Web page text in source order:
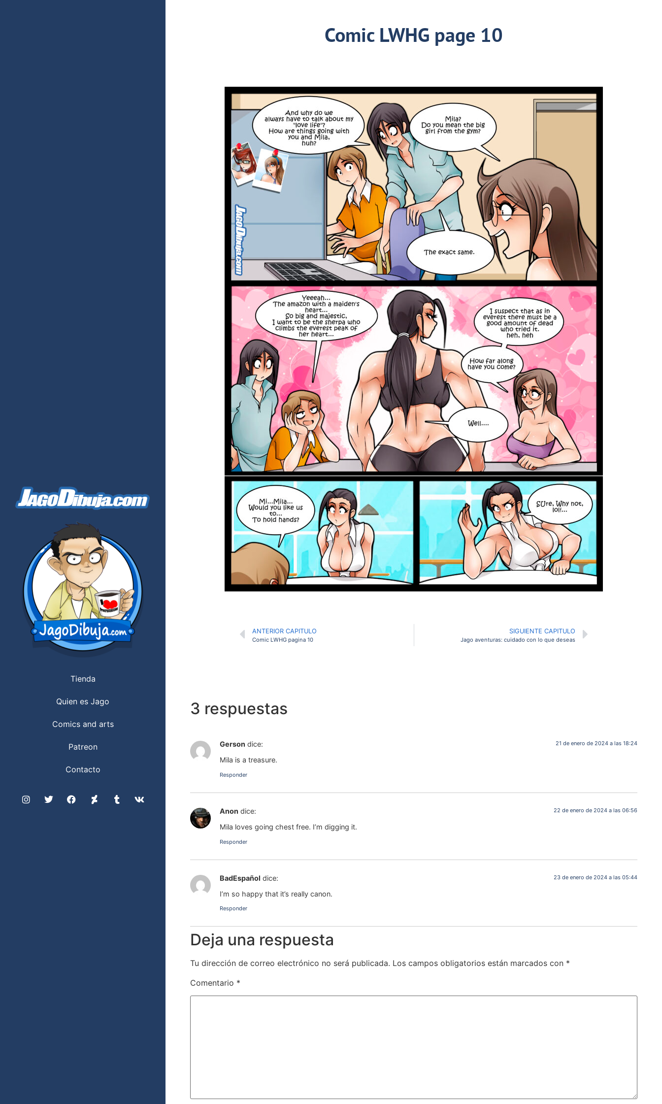
Tienda
Quien es Jago
Comics and arts
Patreon
Contacto
Comic LWHG page 10
ANTERIOR CAPITULO
Comic LWHG pagina 10
SIGUIENTE CAPITULO
Jago aventuras: cuidado con lo que deseas
3 respuestas
Gerson dice: 21 de enero de 2024 a las 18:24
Mila is a treasure.
Responder
Anon dice: 22 de enero de 2024 a las 06:56
Mila loves going chest free. I’m digging it.
Responder
BadEspañol dice: 23 de enero de 2024 a las 05:44
I’m so happy that it’s really canon.
Responder
Deja una respuesta
Tu dirección de correo electrónico no será publicada. Los campos obligatorios están marcados con *
Comentario *